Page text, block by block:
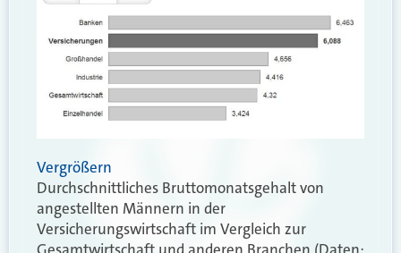
Vergrößern
Durchschnittliches Bruttomonatsgehalt von
angestellten Männern in der
Versicherungswirtschaft im Vergleich zur
Gesamtwirtschaft und anderen Branchen (Daten: